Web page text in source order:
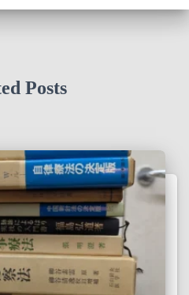
Posts